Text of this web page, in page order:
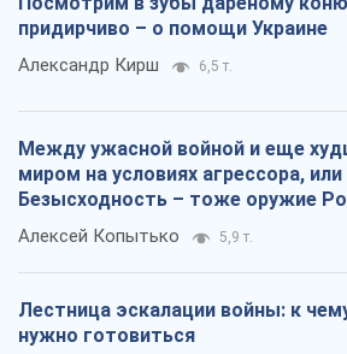
придирчиво – о помощи Украине
Александр Кирш 6,5 т.
Между ужасной войной и еще
миром на условиях агрессора, или
Безысходность – тоже оружие
Алексей Копытько 5,9 т.
Лестница эскалации войны: к
нужно готовиться